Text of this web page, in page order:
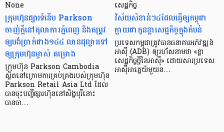
None
ក្រុមហ៊ុនផ្សារទំនើប Parkson
ចាញ់ក្ដីនៅតុលាការភ្នំពេញ និងតម្រូវ
ឲ្យបង់ប្រាក់ជាង១៤៤ លានដុល្លារទៅ
ឲ្យក្រុមហ៊ុនម្ចាស់ គម្រោង
ក្រុមហ៊ុន Parkson Cambodia
ស្ថិតនៅក្រោមការគ្រប់គ្រងរបស់ក្រុមហ៊ុន
Parkson Retail Asia Ltd ដែល
បានចុះបញ្ចីផ្សារហ៊ុននៅសិង្ហបុរីនោះ
បានចា…
សេដ្ឋកិច្ច​
វិស័យ​សំខាន់ៗ​៤​ដែល​ធ្វើ​ឲ្យ​កម្ពុជា​
ក្លាយ​ជា​កូន​ខ្លា​សេដ្ឋកិច្ច​ក្នុង​តំបន់
ប្រទេស​កម្ពុជា​ត្រូវ​បាន​ធនាគារ​អភិវឌ្ឍន៍​
អាស៊ី (ADB) ឲ្យ​រហ័ស​នាមថា «ខ្លា​
សេដ្ឋកិច្ច​ថ្មី​នៃ​អាស៊ី» ដោយសារ​ប្រទេស​
អាស៊ី​អាគ្នេយ៍​មួយ​ន…